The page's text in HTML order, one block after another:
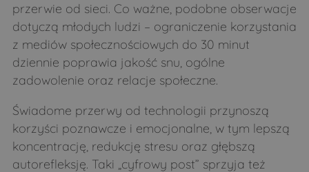
przerwie od sieci. Co ważne, podobne obserwacje
dotyczą młodych ludzi – ograniczenie korzystania
z mediów społecznościowych do 30 minut
dziennie poprawia jakość snu, ogólne
zadowolenie oraz relacje społeczne.
Świadome przerwy od technologii przynoszą
korzyści poznawcze i emocjonalne, w tym lepszą
koncentrację, redukcję stresu oraz głębszą
autorefleksję. Taki „cyfrowy post” sprzyja też